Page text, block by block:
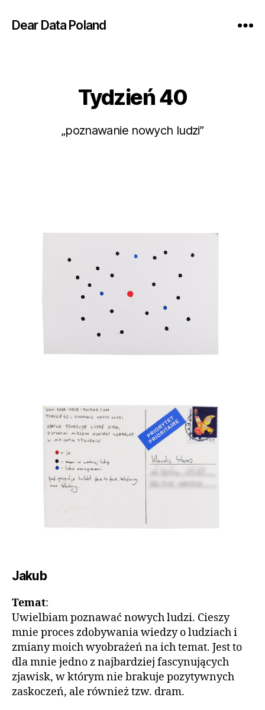
Dear Data Poland
Kategorie
Tydzień 40
„poznawanie nowych ludzi”
Jakub
Temat:
Uwielbiam poznawać nowych ludzi. Cieszy
mnie proces zdobywania wiedzy o ludziach i
zmiany moich wyobrażeń na ich temat. Jest to
dla mnie jedno z najbardziej fascynujących
zjawisk, w którym nie brakuje pozytywnych
zaskoczeń, ale również tzw. dram.